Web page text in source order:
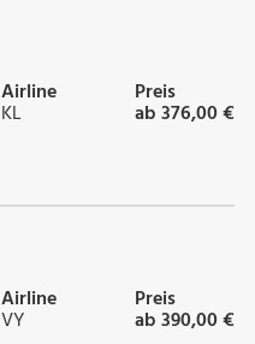
Airline
KL
Preis
ab 376,00 €
Airline
VY
Preis
ab 390,00 €